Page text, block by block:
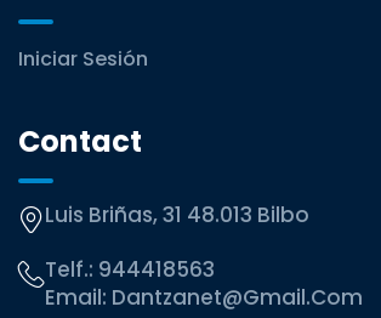
Iniciar Sesión
Contact
Luis Briñas, 31 48.013 Bilbo
Telf.: 944418563
Email: Dantzanet@gmail.com